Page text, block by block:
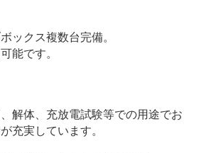
ックス複数台完備。
能です。
解体、充放電試験等での用途でお
充実しています。